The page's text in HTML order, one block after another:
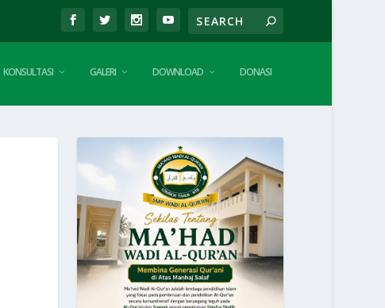
KONSULTASI GALERI DOWNLOAD DONASI